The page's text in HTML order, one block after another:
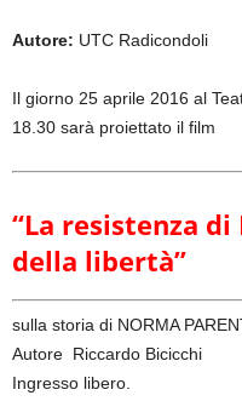
Autore: UTC Radicondoli
Il giorno 25 aprile 2016 al
18.30 sarà proiettato il film
“La resistenza
della libertà”
sulla storia di NORMA
Autore Riccardo Bicicchi
Ingresso libero.